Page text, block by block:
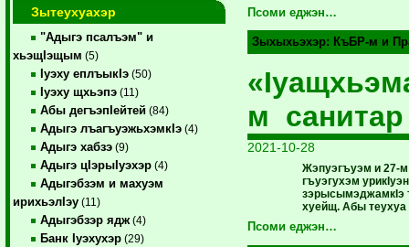
Зытеухуахэр
"Адыгэ псалъэм" и
хьэщIэщым (5)
Iуэху еплъыкIэ (50)
Iуэху щхьэпэ (11)
Абы дегъэпIейтей (84)
Адыгэ лъагъуэжьхэмкIэ (4)
Адыгэ хабзэ (9)
Адыгэ цIэрыIуэхэр (4)
Адыгэбзэм и махуэм
ирихьэлIэу (11)
Адыгэбзэр ядж (4)
Банк Iуэхухэр (29)
Псоми еджэн…
Зыхыхьэхэр: КъБР-м и
м
2021-10-28
Жэпуэгъуэм и 27-
гъуэгухэм
зэрысымэджамкIэ
хуейщ. Абы
Псоми еджэн…